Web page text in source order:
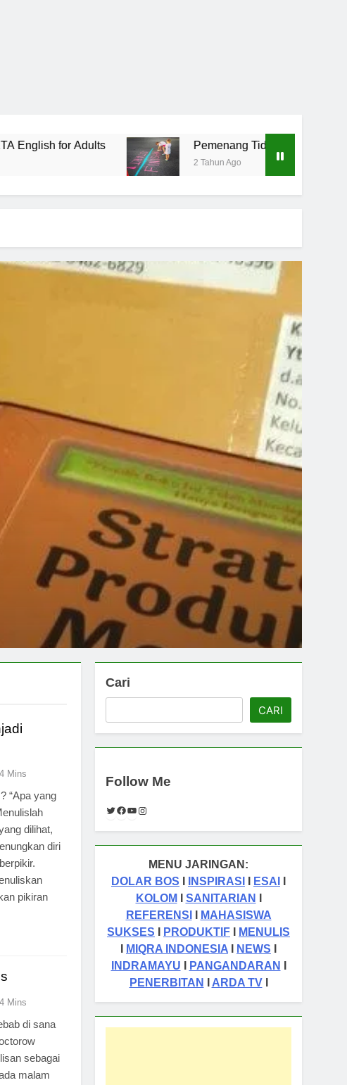
Pemenang Tidak Pernah Menyerah
2 Tahun Ago
4 Mins
“Apa yang
dilihat,
diri
pikiran
4 Mins
di sana
sebagai
malam
Cari
CARI
Follow Me
Twitter
Facebook
YouTube
MENU JARINGAN:
DOLAR BOS
INSPIRASI ESAI
KOLOM
SANITARIAN
REFERENSI
MAHASISWA
SUKSES
PRODUKTIF
MENULIS
MIQRA INDONESIA NEWS
INDRAMAYU
PANGANDARAN
PENERBITAN
ARDA TV